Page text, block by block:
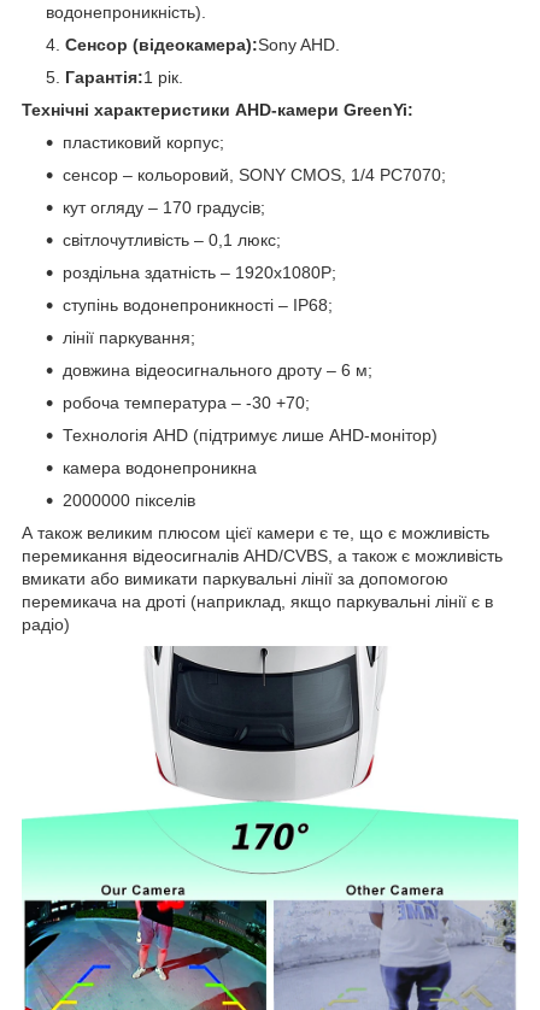
водонепроникність).
Сенсор (відеокамера):Sony AHD.
Гарантія:1 рік.
Технічні характеристики AHD-камери GreenYi:
пластиковий корпус;
сенсор – кольоровий, SONY CMOS, 1/4 PC7070;
кут огляду – 170 градусів;
світлочутливість – 0,1 люкс;
роздільна здатність – 1920x1080P;
ступінь водонепроникності – IP68;
лінії паркування;
довжина відеосигнального дроту – 6 м;
робоча температура – -30 +70;
Технологія AHD (підтримує лише AHD-монітор)
камера водонепроникна
2000000 пікселів
А також великим плюсом цієї камери є те, що є можливість
перемикання відеосигналів AHD/CVBS, а також є можливість
вмикати або вимикати паркувальні лінії за допомогою
перемикача на дроті (наприклад, якщо паркувальні лінії є в
радіо)